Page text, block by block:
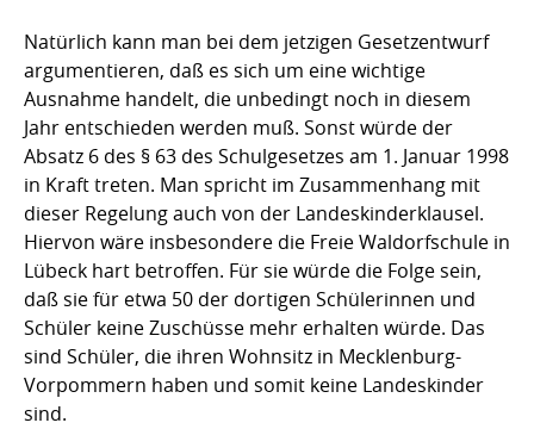
Natürlich kann man bei dem jetzigen Gesetzentwurf
argumentieren, daß es sich um eine wichtige
Ausnahme handelt, die unbedingt noch in diesem
Jahr entschieden werden muß. Sonst würde der
Absatz 6 des § 63 des Schulgesetzes am 1. Januar 1998
in Kraft treten. Man spricht im Zusammenhang mit
dieser Regelung auch von der Landeskinderklausel.
Hiervon wäre insbesondere die Freie Waldorfschule in
Lübeck hart betroffen. Für sie würde die Folge sein,
daß sie für etwa 50 der dortigen Schülerinnen und
Schüler keine Zuschüsse mehr erhalten würde. Das
sind Schüler, die ihren Wohnsitz in Mecklenburg-
Vorpommern haben und somit keine Landeskinder
sind.